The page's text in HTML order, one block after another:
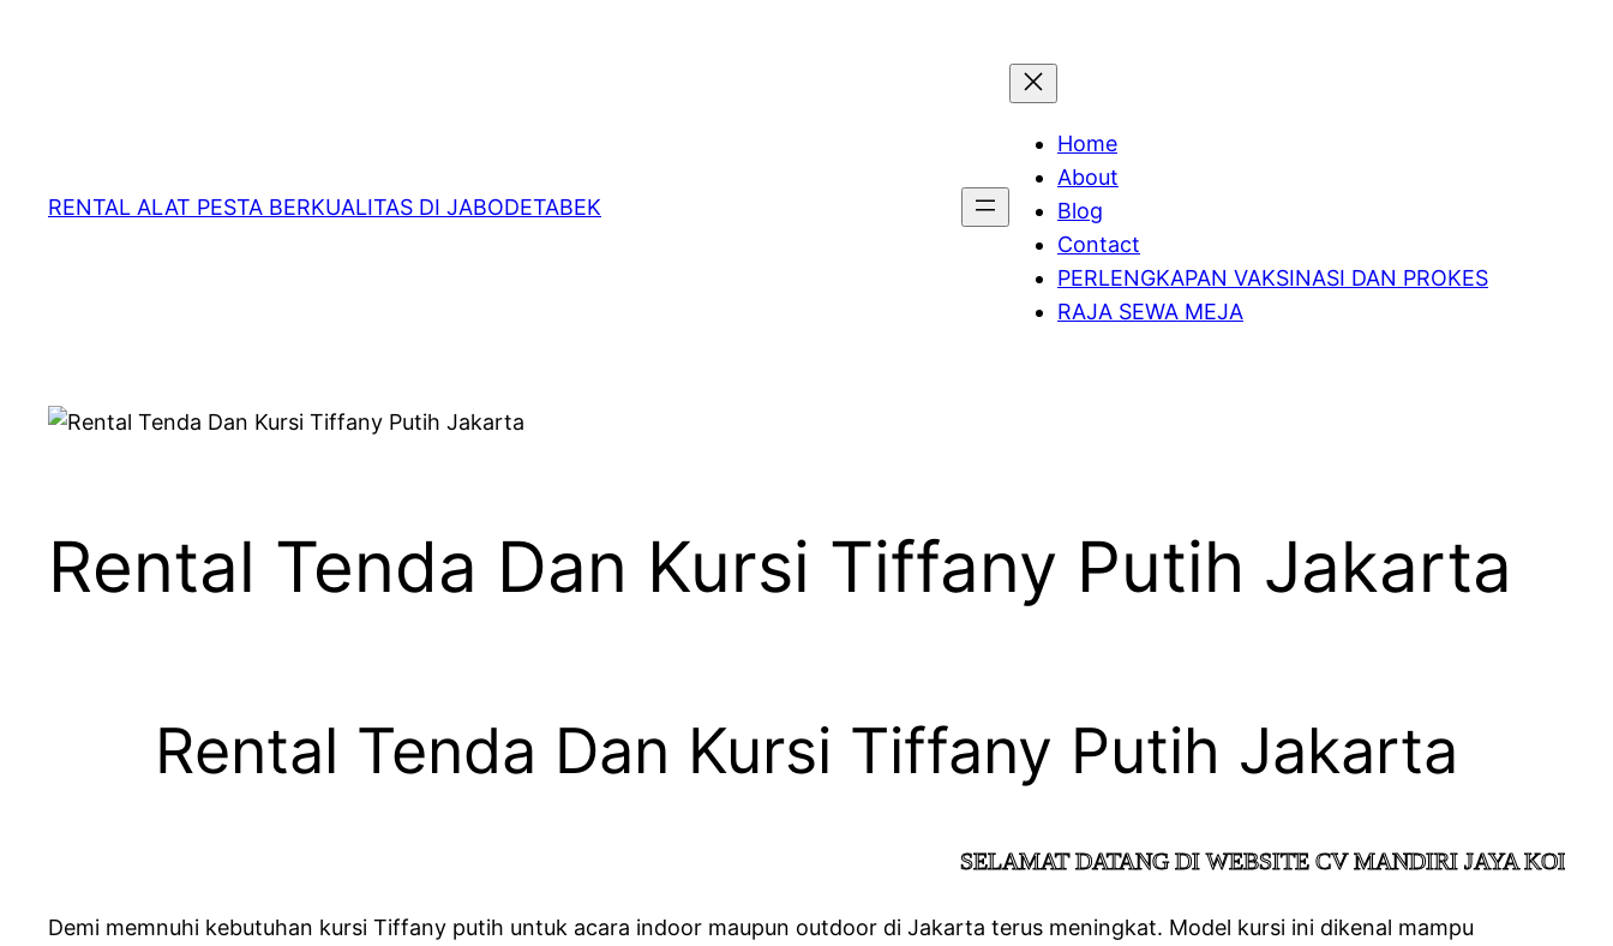
RENTAL ALAT PESTA BERKUALITAS DI JABODETABEK
Home
About
Blog
Contact
PERLENGKAPAN VAKSINASI DAN PROKES
RAJA SEWA MEJA
Rental Tenda Dan Kursi Tiffany Putih Jakarta
Rental Tenda Dan Kursi Tiffany Putih Jakarta
SELAMAT DATANG DI WEBSITE CV MANDIRI JAYA KOLABORASI
Demi memnuhi kebutuhan kursi Tiffany putih untuk acara indoor maupun outdoor di Jakarta terus meningkat. Model kursi ini dikenal mampu